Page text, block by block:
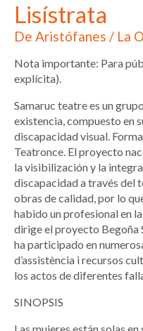
Lisístrata
De Aristófanes / La
Nota importante: Para
explícita).
Samaruc teatre es un
existencia, compuesto en
discapacidad visual.
Teatronce. El proyecto
la visibilización y la
discapacidad a través del
obras de calidad, por lo
habido un profesional en
dirige el proyecto Begoña
ha participado en
d’assistència i recursos
los actos de diferentes
SINOPSIS